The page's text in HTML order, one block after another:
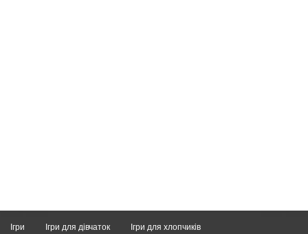
Ігри Ігри для дівчаток Ігри для хлопчиків